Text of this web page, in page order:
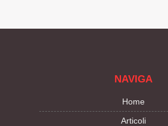
NAVIGA
Home
Articoli